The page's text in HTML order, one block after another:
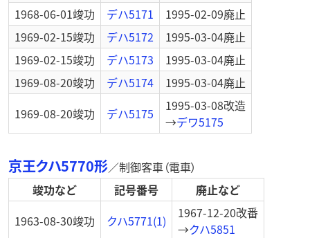
1968-06-01竣功 デハ5171 1995-02-09廃止
1969-02-15竣功 デハ5172 1995-03-04廃止
1969-02-15竣功 デハ5173 1995-03-04廃止
1969-08-20竣功 デハ5174 1995-03-04廃止
1969-08-20竣功 デハ5175 1995-03-08改造
→デワ5175
京王クハ5770形／制御客車（電車）
竣功など
記号番号
廃止など
1963-08-30竣功 クハ5771(1) 1967-12-20改番
→クハ5851